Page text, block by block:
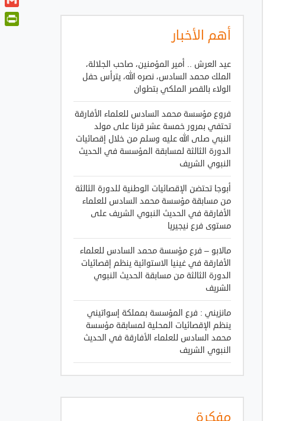
أهم الأخبار
عيد العرش .. أمير المؤمنين، صاحب الجلالة،
الملك محمد السادس، نصره الله، يترأس حفل
الولاء بالقصر الملكي بتطوان
فروع مؤسسة محمد السادس للعلماء الأفارقة
تحتفي بمرور خمسة عشر قرنا على مولد
النبي صلى الله عليه وسلم من خلال إقصائيات
الدورة الثالثة لمسابقة المؤسسة في الحديث
النبوي الشريف
أبوجا تحتضن الإقصائيات الوطنية للدورة الثالثة
من مسابقة مؤسسة محمد السادس للعلماء
الأفارقة في الحديث النبوي الشريف على
مستوى فرع نيجيريا
مالابو – فرع مؤسسة محمد السادس للعلماء
الأفارقة في غينيا الاستوائية ينظم إقصائيات
الدورة الثالثة من مسابقة الحديث النبوي
الشريف
مانزيني : فرع المؤسسة بمملكة إسواتيني
ينظم الإقصائيات المحلية لمسابقة مؤسسة
محمد السادس للعلماء الأفارقة في الحديث
النبوي الشريف
مفكرة
o
o
t
e
a
t
i
n
G
m